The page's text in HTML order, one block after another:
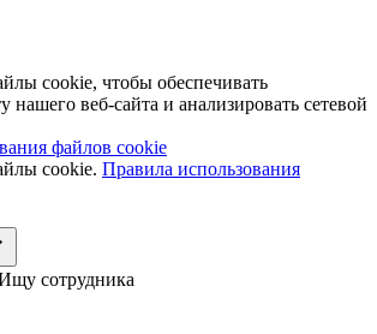
cookie, чтобы обеспечивать
нашего веб-сайта и анализировать сетевой
файлов cookie
cookie. Правила использования
сотрудника